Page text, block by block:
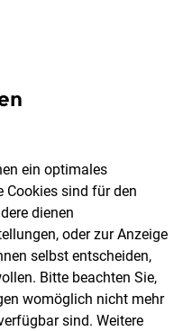
03.08.2026
ein optimales
Cookies sind für den
dienen
oder zur Anzeige
selbst entscheiden,
Bitte beachten Sie,
womöglich nicht mehr
sind. Weitere